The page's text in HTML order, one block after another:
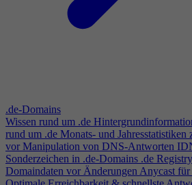
.de-Domains
Wissen rund um .de
rund um .de Monats- und Jahresstatistiken
vor Manipulation von DNS-Antworten
Sonderzeichen in .de-Domains .de
Domaindaten vor ÄnderungenAnycast